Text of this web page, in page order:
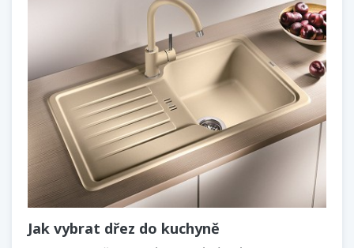
Jak vybrat dřez do kuchyně